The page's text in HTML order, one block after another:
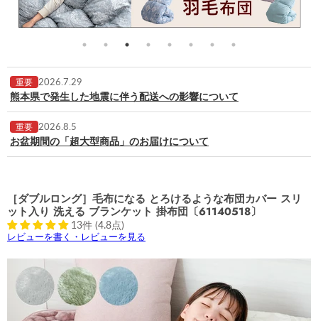
重要 2026.7.29
熊本県で発生した地震に伴う配送への影響について
重要 2026.8.5
お盆期間の「超大型商品」のお届けについて
［ダブルロング］毛布になる とろけるような布団カバー スリ
ット入り 洗える ブランケット 掛布団〔61140518〕
13件 (4.8点)
レビューを書く・レビューを見る